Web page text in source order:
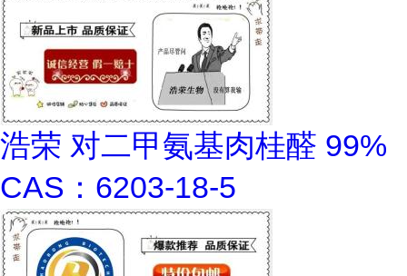
浩荣 对二甲氨基肉桂醛 99%
CAS：6203-18-5